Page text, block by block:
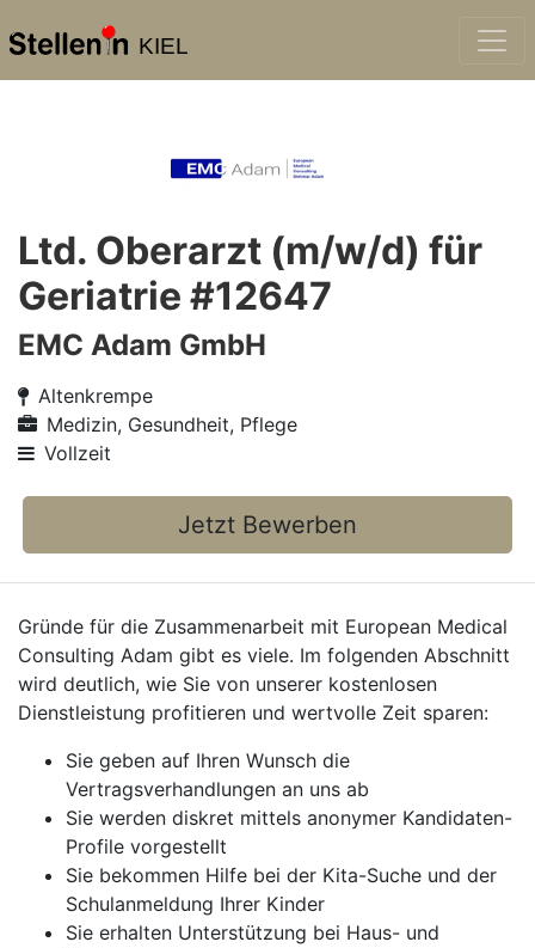
KIEL
Ltd. Oberarzt (m/w/d) für
Geriatrie #12647
EMC Adam GmbH
Altenkrempe
Medizin, Gesundheit, Pflege
Vollzeit
Jetzt Bewerben
Gründe für die Zusammenarbeit mit European Medical
Consulting Adam gibt es viele. Im folgenden Abschnitt
wird deutlich, wie Sie von unserer kostenlosen
Dienstleistung profitieren und wertvolle Zeit sparen:
Sie geben auf Ihren Wunsch die
Vertragsverhandlungen an uns ab
Sie werden diskret mittels anonymer Kandidaten-
Profile vorgestellt
Sie bekommen Hilfe bei der Kita-Suche und der
Schulanmeldung Ihrer Kinder
Sie erhalten Unterstützung bei Haus- und